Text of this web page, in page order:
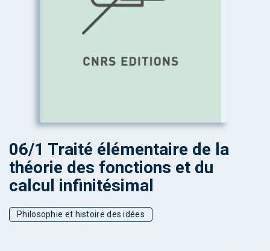
06/1 Traité élémentaire de la
théorie des fonctions et du
calcul infinitésimal
Philosophie et histoire des idées